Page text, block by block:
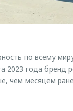
по всему
2023 года бренд
чем месяцем